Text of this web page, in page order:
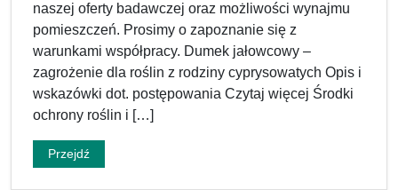
naszej oferty badawczej oraz możliwości wynajmu
pomieszczeń. Prosimy o zapoznanie się z
warunkami współpracy. Dumek jałowcowy –
zagrożenie dla roślin z rodziny cyprysowatych Opis i
wskazówki dot. postępowania Czytaj więcej Środki
ochrony roślin i […]
Przejdź